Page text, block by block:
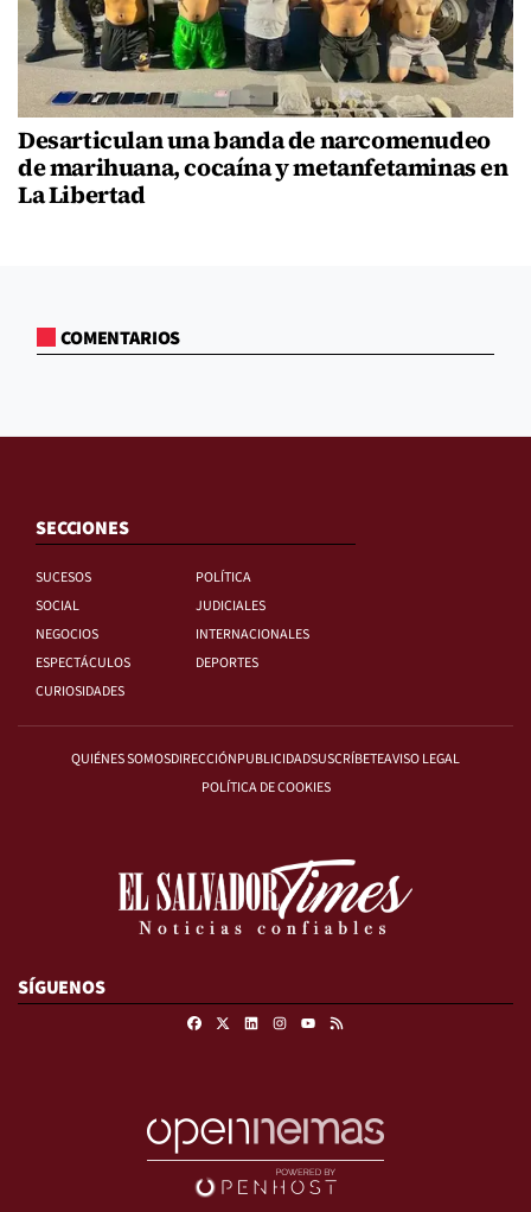
Desarticulan una banda de narcomenudeo
de marihuana, cocaína y metanfetaminas en
La Libertad
COMENTARIOS
SECCIONES
SUCESOS
POLÍTICA
SOCIAL
JUDICIALES
NEGOCIOS
INTERNACIONALES
ESPECTÁCULOS
DEPORTES
CURIOSIDADES
QUIÉNES SOMOSDIRECCIÓNPUBLICIDADSUSCRÍBETEAVISO LEGAL
POLÍTICA DE COOKIES
SÍGUENOS
FacebookLinkedinInstagram